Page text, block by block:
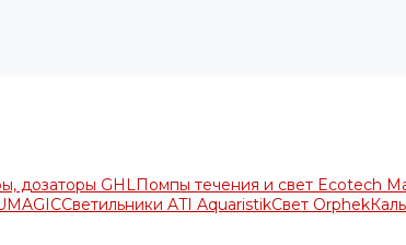
дозаторы GHLПомпы течения и свет Ecotech
Светильники ATI AquaristikСвет Orphek